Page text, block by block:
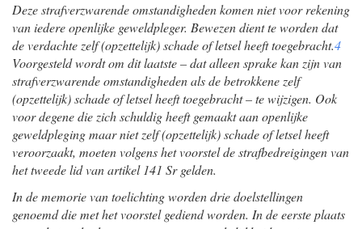
Deze strafverzwarende omstandigheden komen niet voor rekening
van iedere openlijke geweldpleger. Bewezen dient te worden dat
de verdachte zelf (opzettelijk) schade of letsel heeft toegebracht.4
Voorgesteld wordt om dit laatste – dat alleen sprake kan zijn van
strafverzwarende omstandigheden als de betrokkene zelf
(opzettelijk) schade of letsel heeft toegebracht – te wijzigen. Ook
voor degene die zich schuldig heeft gemaakt aan openlijke
geweldpleging maar niet zelf (opzettelijk) schade of letsel heeft
veroorzaakt, moeten volgens het voorstel de strafbedreigingen van
het tweede lid van artikel 141 Sr gelden.
In de memorie van toelichting worden drie doelstellingen
genoemd die met het voorstel gediend worden. In de eerste plaats